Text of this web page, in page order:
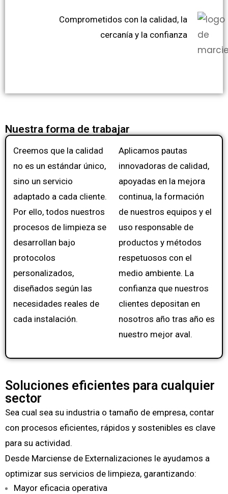
Comprometidos con la calidad, la
cercanía y la confianza
Nuestra forma de trabajar
Creemos que la calidad
no es un estándar único,
sino un servicio
adaptado a cada cliente.
Por ello, todos nuestros
procesos de limpieza se
desarrollan bajo
protocolos
personalizados,
diseñados según las
necesidades reales de
cada instalación.
Aplicamos pautas
innovadoras de calidad,
apoyadas en la mejora
continua, la formación
de nuestros equipos y el
uso responsable de
productos y métodos
respetuosos con el
medio ambiente. La
confianza que nuestros
clientes depositan en
nosotros año tras año es
nuestro mejor aval.
Soluciones eficientes para cualquier
sector
Sea cual sea su industria o tamaño de empresa, contar
con procesos eficientes, rápidos y sostenibles es clave
para su actividad.
Desde Marciense de Externalizaciones le ayudamos a
optimizar sus servicios de limpieza, garantizando:
Mayor eficacia operativa